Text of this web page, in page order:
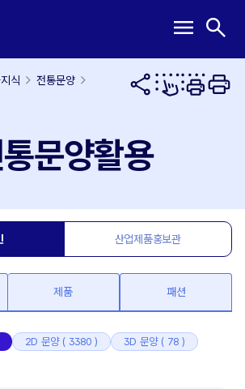
메
열
기
menu 검
열
기
search
식
전통문양
문양활용
산업제품홍보관
제품 패션
2D 문양 ( 3380 ) 3D 문양 ( 78 )